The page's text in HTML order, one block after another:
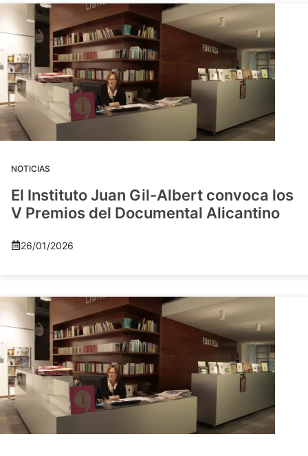
NOTICIAS
El Instituto Juan Gil-Albert convoca los
V Premios del Documental Alicantino
26/01/2026